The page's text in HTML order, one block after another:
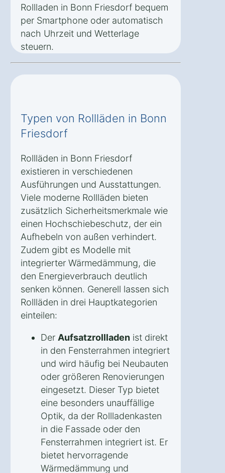
Rollladen in Bonn Friesdorf bequem
per Smartphone oder automatisch
nach Uhrzeit und Wetterlage
steuern.
Typen von Rollläden in Bonn
Friesdorf
Rollläden in Bonn Friesdorf
existieren in verschiedenen
Ausführungen und Ausstattungen.
Viele moderne Rollläden bieten
zusätzlich Sicherheitsmerkmale wie
einen Hochschiebeschutz, der ein
Aufhebeln von außen verhindert.
Zudem gibt es Modelle mit
integrierter Wärmedämmung, die
den Energieverbrauch deutlich
senken können. Generell lassen sich
Rollläden in drei Hauptkategorien
einteilen:
Der Aufsatzrollladen ist direkt
in den Fensterrahmen integriert
und wird häufig bei Neubauten
oder größeren Renovierungen
eingesetzt. Dieser Typ bietet
eine besonders unauffällige
Optik, da der Rollladenkasten
in die Fassade oder den
Fensterrahmen integriert ist. Er
bietet hervorragende
Wärmedämmung und